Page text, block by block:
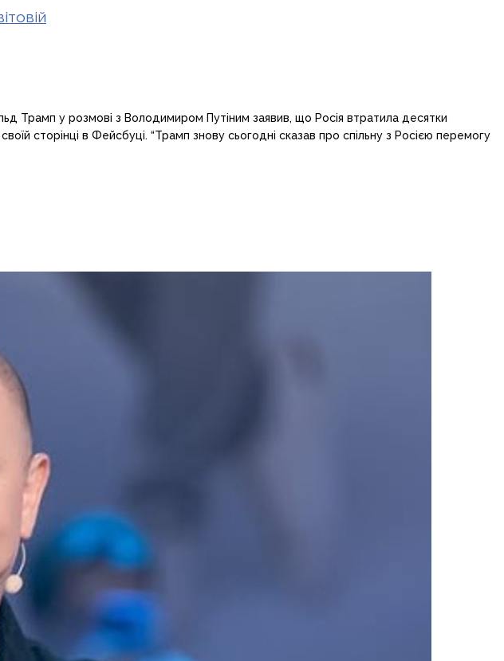
Трамп у розмові з Володимиром Путіним заявив, що Росія втратила десятки
сторінці в Фейсбуці. “Трамп знову сьогодні сказав про спільну з Росією перемогу